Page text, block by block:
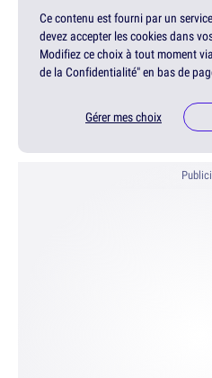
Ce contenu est fourni par un
devez accepter les cookies dans
Modifiez ce choix à tout moment
de la Confidentialité" en bas de
Gérer mes choix